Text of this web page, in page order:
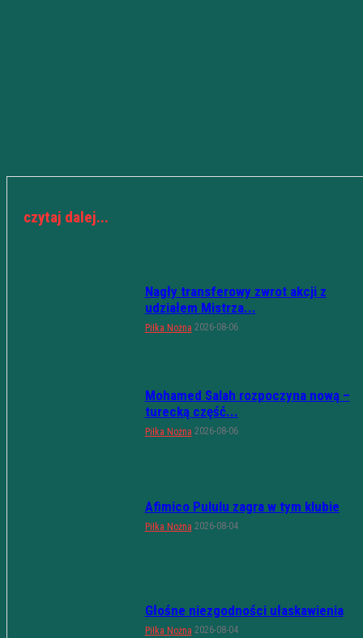
czytaj dalej...
Nagły transferowy zwrot akcji z
udziałem Mistrza...
Piłka Nożna 2026-08-06
Mohamed Salah rozpoczyna nową –
turecką część...
Piłka Nożna 2026-08-06
Afimico Pululu zagra w tym klubie
Piłka Nożna 2026-08-04
Głośne niezgodności ułaskawienia
Piłka Nożna 2026-08-04